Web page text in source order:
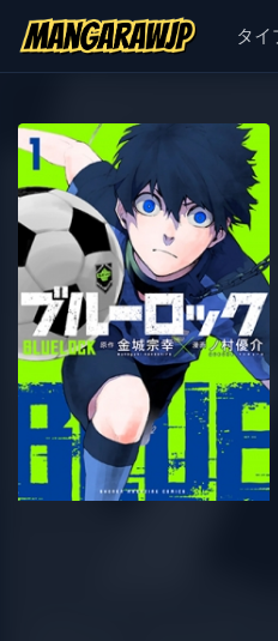
タイ
漫画 raw, mangaraw, manga raw,